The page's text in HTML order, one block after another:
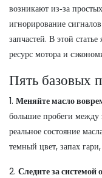
возникают из‑за
игнорирование
запчастей. В этой
ресурс мотора и
Пять базовых
1. Меняйте масло
большие пробеги между
реальное состояние
темный цвет, запах
2. Следите за системой